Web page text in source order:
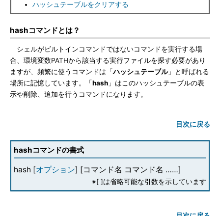
ハッシュテーブルをクリアする
hashコマンドとは？
シェルがビルトインコマンドではないコマンドを実行する場
合、環境変数PATHから該当する実行ファイルを探す必要があり
ますが、頻繁に使うコマンドは「ハッシュテーブル」と呼ばれる
場所に記憶しています。「hash 」はこのハッシュテーブルの表
示や削除、追加を行うコマンドになります。
目次に戻る
hashコマンドの書式
hash [オプション] [コマンド名 コマンド名 ……]
※[ ]は省略可能な引数を示しています